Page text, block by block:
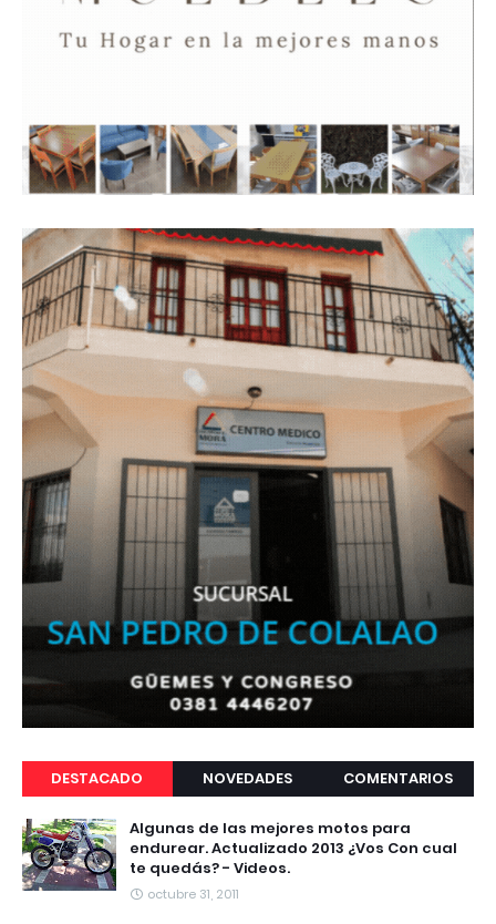
DESTACADO NOVEDADES COMENTARIOS
Algunas de las mejores motos para
endurear. Actualizado 2013 ¿Vos Con cual
te quedás? - Videos.
octubre 31, 2011